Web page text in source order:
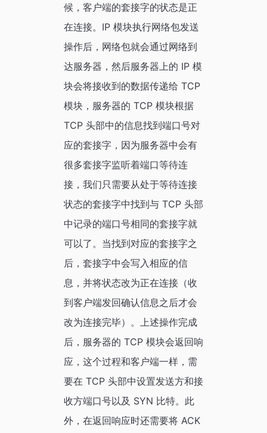
候，客户端的套接字的状态是正
在连接。IP 模块执行网络包发送
操作后，网络包就会通过网络到
达服务器，然后服务器上的 IP 模
块会将接收到的数据传递给 TCP
模块，服务器的 TCP 模块根据
TCP 头部中的信息找到端口号对
应的套接字，因为服务器中会有
很多套接字监听着端口等待连
接，我们只需要从处于等待连接
状态的套接字中找到与 TCP 头部
中记录的端口号相同的套接字就
可以了。当找到对应的套接字之
后，套接字中会写入相应的信
息，并将状态改为正在连接（收
到客户端发回确认信息之后才会
改为连接完毕）。上述操作完成
后，服务器的 TCP 模块会返回响
应，这个过程和客户端一样，需
要在 TCP 头部中设置发送方和接
收方端口号以及 SYN 比特。此
外，在返回响应时还需要将 ACK